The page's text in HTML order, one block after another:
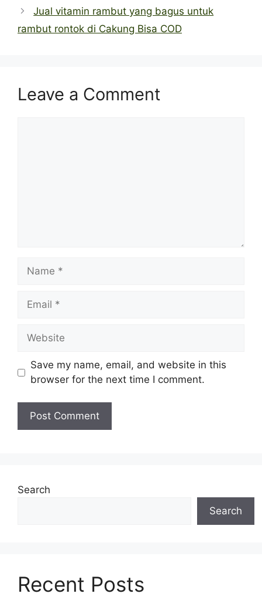
Jual vitamin rambut yang bagus untuk
rambut rontok di Cakung Bisa COD
Leave a Comment
Name
Email
Website
Save my name, email, and website in this
browser for the next time I comment.
Search
Search
Recent Posts